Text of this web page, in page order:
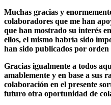
Muchas gracias y
colaboradores que me han
que han mostrado su interés
ellos, el mismo habría sido
han sido publicados por
Gracias igualmente a todos
amablemente y en base a sus
colaboración en el presente
futuro otra oportunidad de